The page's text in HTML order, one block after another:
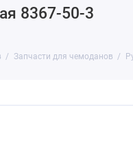
8367-50-3
Запчасти для чемоданов